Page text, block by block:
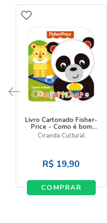
Livro Cartonado Fisher-
Price - Como é bom
compartilhar
Ciranda Cultural
R$ 19,90
COMPRAR